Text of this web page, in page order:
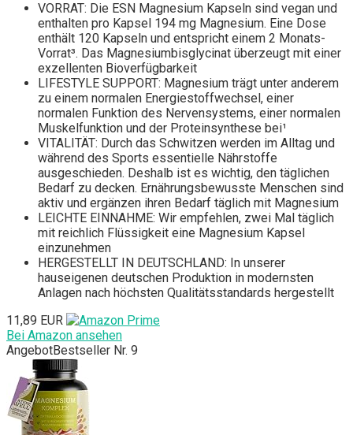
VORRAT: Die ESN Magnesium Kapseln sind vegan und
enthalten pro Kapsel 194 mg Magnesium. Eine Dose
enthält 120 Kapseln und entspricht einem 2 Monats-
Vorrat³. Das Magnesiumbisglycinat überzeugt mit einer
exzellenten Bioverfügbarkeit
LIFESTYLE SUPPORT: Magnesium trägt unter anderem
zu einem normalen Energiestoffwechsel, einer
normalen Funktion des Nervensystems, einer normalen
Muskelfunktion und der Proteinsynthese bei¹
VITALITÄT: Durch das Schwitzen werden im Alltag und
während des Sports essentielle Nährstoffe
ausgeschieden. Deshalb ist es wichtig, den täglichen
Bedarf zu decken. Ernährungsbewusste Menschen sind
aktiv und ergänzen ihren Bedarf täglich mit Magnesium
LEICHTE EINNAHME: Wir empfehlen, zwei Mal täglich
mit reichlich Flüssigkeit eine Magnesium Kapsel
einzunehmen
HERGESTELLT IN DEUTSCHLAND: In unserer
hauseigenen deutschen Produktion in modernsten
Anlagen nach höchsten Qualitätsstandards hergestellt
11,89 EUR
Bei Amazon ansehen
AngebotBestseller Nr. 9